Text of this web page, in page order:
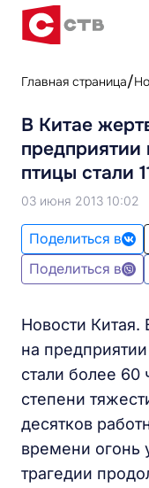
Главная страница
В Китае
предприятии
птицы стали
03 июня 2013 10:02
Поделиться в
Поделиться в
Новости
на
стали более 60
степени
десятков
времени огонь
трагедии